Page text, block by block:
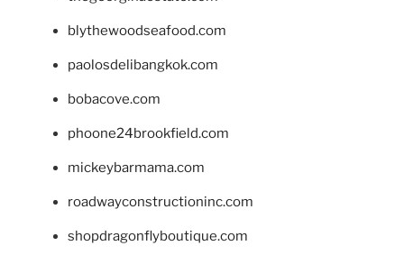
blythewoodseafood.com
paolosdelibangkok.com
bobacove.com
phoone24brookfield.com
mickeybarmama.com
roadwayconstructioninc.com
shopdragonflyboutique.com